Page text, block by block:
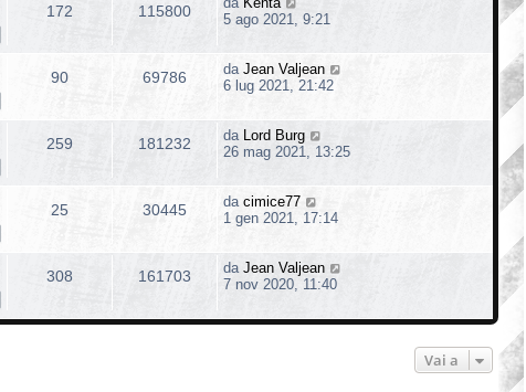
172 115800
5 ago 2021, 9:21
90 69786 da Jean Valjean
6 lug 2021, 21:42
259 181232 da Lord Burg
26 mag 2021, 13:25
25 30445 da cimice77
1 gen 2021, 17:14
308 161703 da Jean Valjean
7 nov 2020, 11:40
Vai a